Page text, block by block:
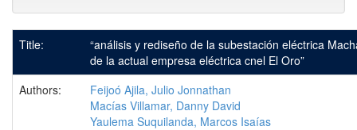
Title:
“análisis y rediseño de la subestación eléctrica
de la actual empresa eléctrica cnel El Oro”
Authors:
Feijoó Ajila, Julio Jonnathan
Macías Villamar, Danny David
Yaulema Suquilanda, Marcos Isaías